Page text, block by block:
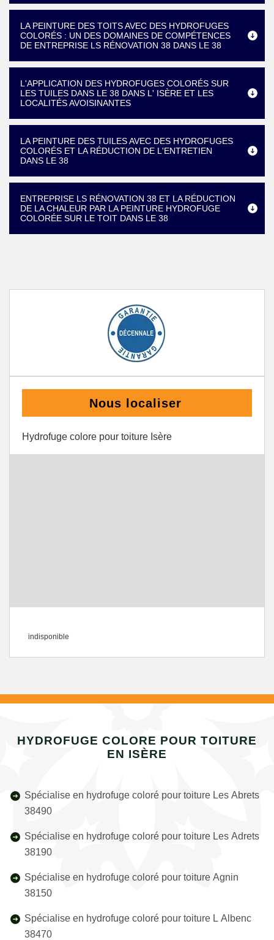
LA PEINTURE DES TOITS AVEC DES HYDROFUGES
COLORÉS : UN DES DOMAINES DE COMPÉTENCES
DE ENTREPRISE LS RÉNOVATION 38 DANS LE 38
L'APPLICATION DES HYDROFUGES COLORÉS SUR
LES TUILES DANS LE 38 DANS L' ISÈRE ET LES
LOCALITÉS AVOISINANTES
LA PEINTURE DES TUILES AVEC DES HYDROFUGES
COLORÉS ET LA RÉDUCTION DE L'ENTRETIEN
DANS LE 38
ENTREPRISE LS RÉNOVATION 38 ET LA RÉDUCTION
DE LA CHALEUR PAR LA PEINTURE HYDROFUGE
COLORÉE SUR LE TOIT DANS LE 38
Nous localiser
Hydrofuge colore pour toiture Isère
indisponible
HYDROFUGE COLORE POUR TOITURE
EN ISÈRE
Spécialise en hydrofuge coloré pour toiture Les Abrets
38490
Spécialise en hydrofuge coloré pour toiture Les Adrets
38190
Spécialise en hydrofuge coloré pour toiture Agnin
38150
Spécialise en hydrofuge coloré pour toiture L Albenc
38470